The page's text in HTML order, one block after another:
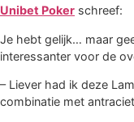
Unibet Poker schreef:
Je hebt gelijk… maar
interessanter voor de
– Liever had ik deze
combinatie met